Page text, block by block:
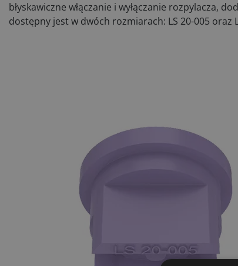
błyskawiczne włączanie i wyłączanie rozpylacza,
dostępny jest w dwóch rozmiarach: LS 20-005 oraz